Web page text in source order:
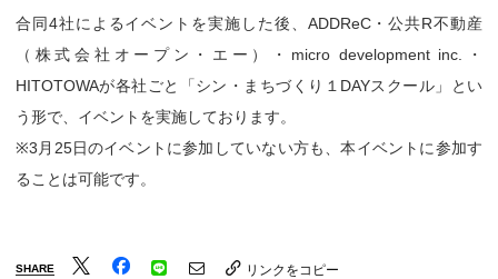
合同4社によるイベントを実施した後、ADDReC・公共R不動産
（株式会社オープン・エー）・micro development inc.・
HITOTOWAが各社ごと「シン・まちづくり１DAYスクール」とい
う形で、イベントを実施しております。
※3月25日のイベントに参加していない方も、本イベントに参加す
ることは可能です。
SHARE リンクをコピー